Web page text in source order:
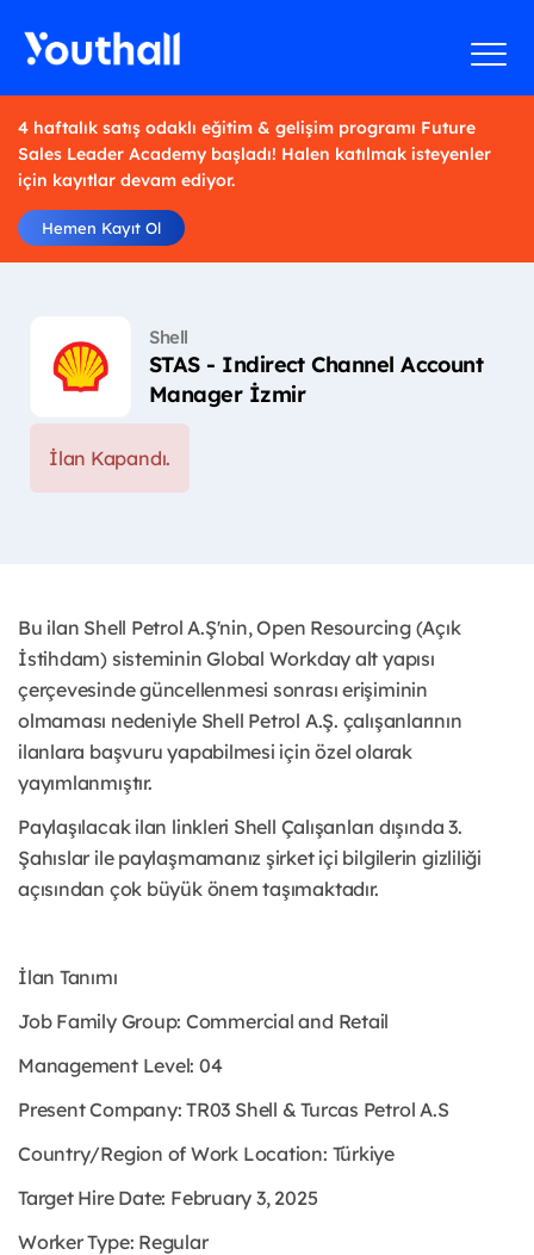
4 haftalık satış odaklı eğitim & gelişim programı Future
Sales Leader Academy başladı! Halen katılmak isteyenler
için kayıtlar devam ediyor.
Hemen Kayıt Ol
Shell
STAS - Indirect Channel Account
Manager İzmir
İlan Kapandı.
Bu ilan Shell Petrol A.Ş'nin, Open Resourcing (Açık
İstihdam) sisteminin Global Workday alt yapısı
çerçevesinde güncellenmesi sonrası erişiminin
olmaması nedeniyle Shell Petrol A.Ş. çalışanlarının
ilanlara başvuru yapabilmesi için özel olarak
yayımlanmıştır. ​
Paylaşılacak ilan linkleri Shell Çalışanları dışında 3.
Şahıslar ile paylaşmamanız şirket içi bilgilerin gizliliği
açısından çok büyük önem taşımaktadır.
İlan Tanımı
Job Family Group: Commercial and Retail
Management Level: 04
Present Company: TR03 Shell & Turcas Petrol A.S
Country/Region of Work Location: Türkiye
Target Hire Date: February 3, 2025
Worker Type: Regular